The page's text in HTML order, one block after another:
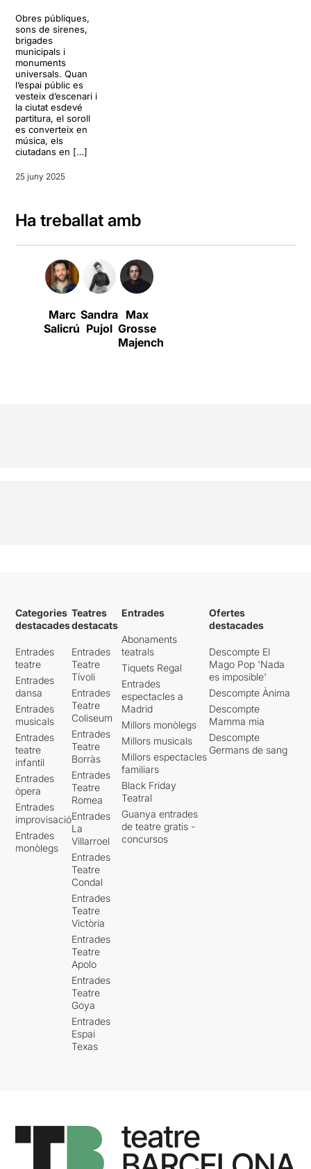
Obres públiques,
sons de sirenes,
brigades
municipals i
monuments
universals. Quan
l’espai públic es
vesteix d’escenari i
la ciutat esdevé
partitura, el soroll
es converteix en
música, els
ciutadans en […]
25 juny 2025
Ha treballat amb
Marc
Salicrú
Sandra
Pujol
Max
Grosse
Majench
Categories
destacades
Entrades
teatre
Entrades
dansa
Entrades
musicals
Entrades
teatre
infantil
Entrades
òpera
Entrades
improvisació
Entrades
monòlegs
Teatres
destacats
Entrades
Teatre
Tívoli
Entrades
Teatre
Coliseum
Entrades
Teatre
Borràs
Entrades
Teatre
Romea
Entrades
La
Villarroel
Entrades
Teatre
Condal
Entrades
Teatre
Victòria
Entrades
Teatre
Apolo
Entrades
Teatre
Goya
Entrades
Espai
Texas
Entrades
Abonaments
teatrals
Tiquets Regal
Entrades
espectacles a
Madrid
Millors monòlegs
Millors musicals
Millors espectacles
familiars
Black Friday
Teatral
Guanya entrades
de teatre gratis -
concursos
Ofertes
destacades
Descompte El
Mago Pop 'Nada
es imposible'
Descompte Ànima
Descompte
Mamma mia
Descompte
Germans de sang